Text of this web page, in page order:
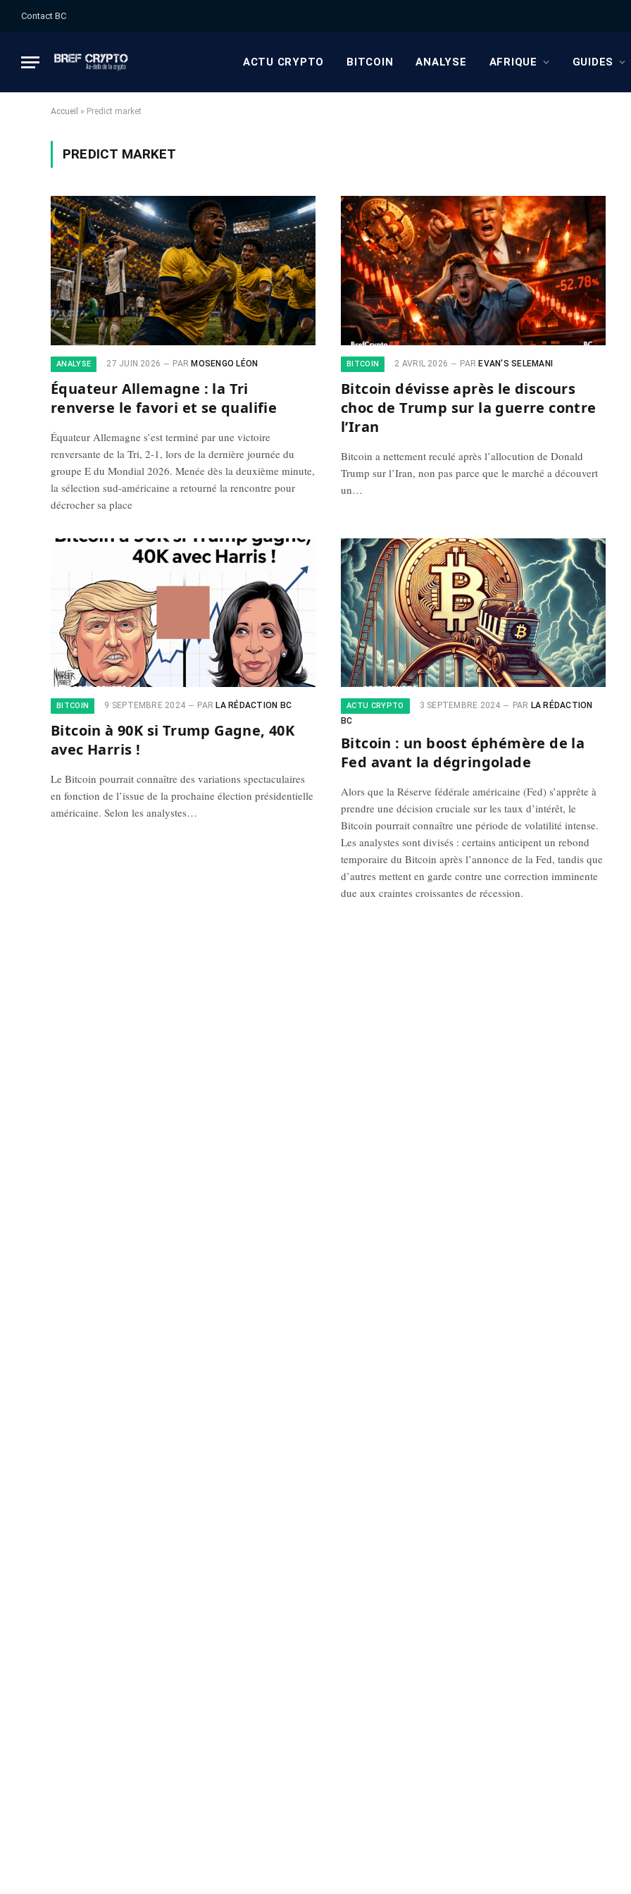
Contact BC
ACTU CRYPTO BITCOIN ANALYSE AFRIQUE GUIDES
Accueil » Predict market
PREDICT MARKET
ANALYSE 27 JUIN 2026 PAR MOSENGO LÉON
Équateur Allemagne : la Tri
renverse le favori et se qualifie
Équateur Allemagne s’est terminé par une victoire
renversante de la Tri, 2-1, lors de la dernière journée du
groupe E du Mondial 2026. Menée dès la deuxième minute,
la sélection sud-américaine a retourné la rencontre pour
décrocher sa place
BITCOIN 2 AVRIL 2026 PAR EVAN'S SELEMANI
Bitcoin dévisse après le discours
choc de Trump sur la guerre contre
l’Iran
Bitcoin a nettement reculé après l’allocution de Donald
Trump sur l’Iran, non pas parce que le marché a découvert
un…
BITCOIN 9 SEPTEMBRE 2024 PAR LA RÉDACTION BC
Bitcoin à 90K si Trump Gagne, 40K
avec Harris !
Le Bitcoin pourrait connaître des variations spectaculaires
en fonction de l’issue de la prochaine élection présidentielle
américaine. Selon les analystes…
ACTU CRYPTO 3 SEPTEMBRE 2024 PAR LA RÉDACTION
BC
Bitcoin : un boost éphémère de la
Fed avant la dégringolade
Alors que la Réserve fédérale américaine (Fed) s’apprête à
prendre une décision cruciale sur les taux d’intérêt, le
Bitcoin pourrait connaître une période de volatilité intense.
Les analystes sont divisés : certains anticipent un rebond
temporaire du Bitcoin après l’annonce de la Fed, tandis que
d’autres mettent en garde contre une correction imminente
due aux craintes croissantes de récession.